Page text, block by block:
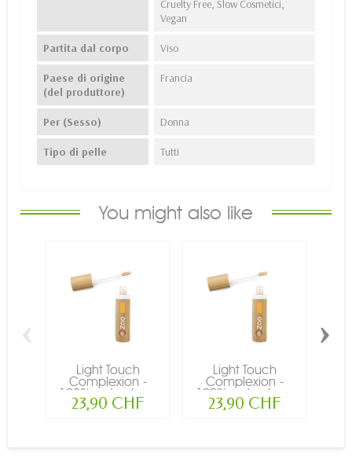
Cruelty Free, Slow Cosmetici,
Vegan
Partita dal corpo Viso
Paese di origine
(del produttore)
Francia
Per (Sesso) Donna
Tipo di pelle Tutti
You might also like
Light Touch
Complexion -
100% naturale,...
23,90 CHF
Light Touch
Complexion -
100% naturale,...
23,90 CHF
‹ ›